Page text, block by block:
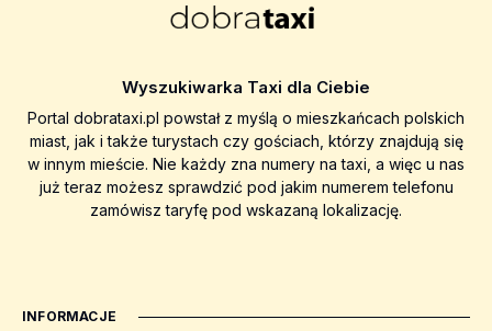
Wyszukiwarka Taxi dla Ciebie
Portal dobrataxi.pl powstał z myślą o mieszkańcach polskich
miast, jak i także turystach czy gościach, którzy znajdują się
w innym mieście. Nie każdy zna numery na taxi, a więc u nas
już teraz możesz sprawdzić pod jakim numerem telefonu
zamówisz taryfę pod wskazaną lokalizację.
INFORMACJE